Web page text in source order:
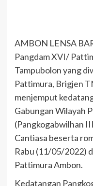
AMBON LENSA
Pangdam XVI/
Tampubolon yang
Pattimura, Brigjen
menjemput
Gabungan Wilayah
(Pangkogabwilhan
Cantiasa beserta
Rabu (11/05/2022)
Pattimura Ambon.
Kedatangan